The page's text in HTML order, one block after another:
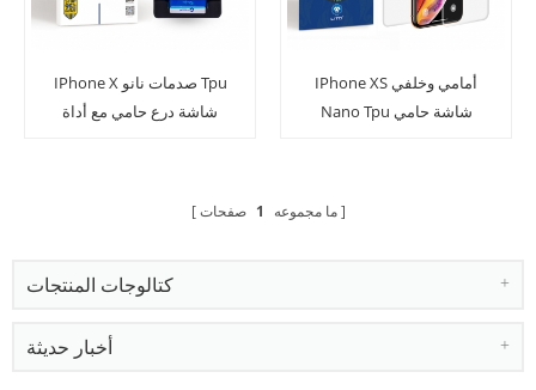
IPhone X صدمات نانو Tpu
شاشة درع حامي مع أداة
IPhone XS أمامي وخلفي
Nano Tpu شاشة حامي
ما مجموعه 1 صفحات
كتالوجات المنتجات
أخبار حديثة